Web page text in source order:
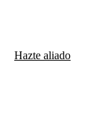
Hazte aliado